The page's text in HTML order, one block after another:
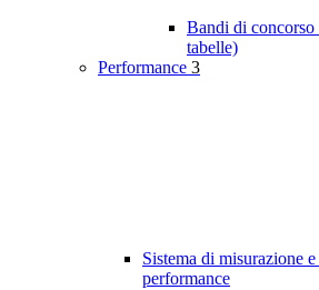
Bandi di
tabelle)
Performance 3
Sistema di misurazione
performance